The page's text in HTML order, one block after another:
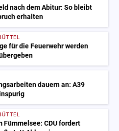
nach dem Abitur: So bleibt
erhalten
für die Feuerwehr werden
dauern an: A39
Fümmelsee: CDU fordert